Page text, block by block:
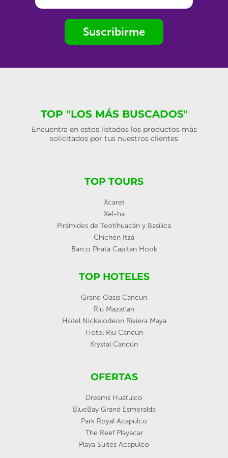
Suscribirme
TOP "LOS MÁS BUSCADOS"
Encuentra en estos listados los productos más
solicitados por tus nuestros clientes
TOP TOURS
Xcaret
Xel-ha
Pirámides de Teotihuacán y Basílica
Chichén Itzá
Barco Pirata Capitan Hook
TOP HOTELES
Grand Oasis Cancun
Riu Mazatlan
Hotel Nickelodeon Riviera Maya
Hotel Riu Cancún
Krystal Cancún
OFERTAS
Dreams Huatulco
BlueBay Grand Esmeralda
Park Royal Acapulco
The Reef Playacar
Playa Suites Acapulco